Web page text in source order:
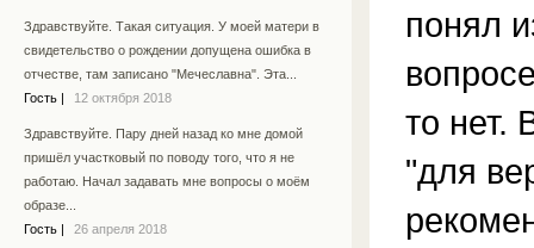
Здравствуйте. Такая ситуация. У моей матери в
свидетельство о рождении допущена ошибка в
отчестве, там записано "Мечеславна". Эта...
Гость
12 октября 2018
Здравствуйте. Пару дней назад ко мне домой
пришёл участковый по поводу того, что я не
работаю. Начал задавать мне вопросы о моём
образе...
Гость
26 апреля 2018
понял
то нет.
"для